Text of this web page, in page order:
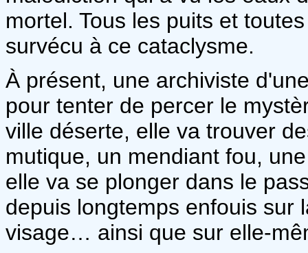
mortel. Tous les puits et
survécu à ce cataclysme.
À présent, une archiviste
pour tenter de percer le
ville déserte, elle va trouver
mutique, un mendiant fou,
elle va se plonger dans le
depuis longtemps enfouis sur
visage… ainsi que sur elle-